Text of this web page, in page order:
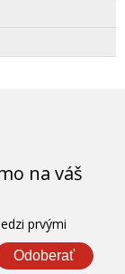
na váš
prvými
Odoberať